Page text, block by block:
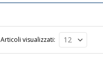
Articoli visualizzati